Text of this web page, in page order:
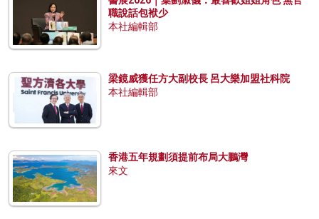
職說話包袱少
本社編輯部
梁鏡威獲任方大副校長 呂大樂加盟社科院
本社編輯部
香港五年規劃須提前布局大鵬灣
來文